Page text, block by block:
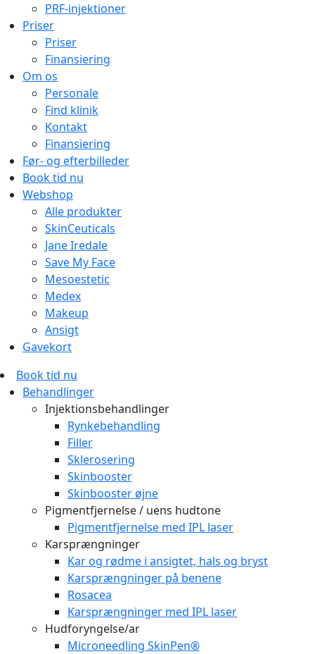
PRF-injektioner
Priser
Priser
Finansiering
Om os
Personale
Find klinik
Kontakt
Finansiering
Før- og efterbilleder
Book tid nu
Webshop
Alle produkter
SkinCeuticals
Jane Iredale
Save My Face
Mesoestetic
Medex
Makeup
Ansigt
Gavekort
Book tid nu
Behandlinger
Injektionsbehandlinger
Rynkebehandling
Filler
Sklerosering
Skinbooster
Skinbooster øjne
Pigmentfjernelse / uens hudtone
Pigmentfjernelse med IPL laser
Karsprængninger
Kar og rødme i ansigtet, hals og bryst
Karsprængninger på benene
Rosacea
Karsprængninger med IPL laser
Hudforyngelse/ar
Microneedling SkinPen®